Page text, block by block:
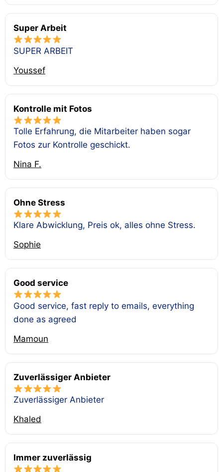
Super Arbeit
SUPER ARBEIT
Youssef
Kontrolle mit Fotos
Tolle Erfahrung, die Mitarbeiter haben sogar
Fotos zur Kontrolle geschickt.
Nina F.
Ohne Stress
Klare Abwicklung, Preis ok, alles ohne Stress.
Sophie
Good service
Good service, fast reply to emails, everything
done as agreed
Mamoun
Zuverlässiger Anbieter
Zuverlässiger Anbieter
Khaled
Immer zuverlässig